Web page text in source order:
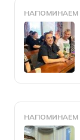
НАПОМИНАЕМ
НАПОМИНАЕМ